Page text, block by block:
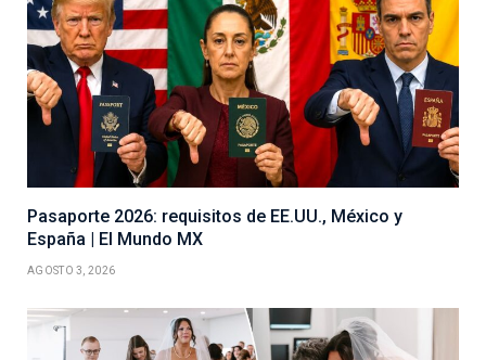
Pasaporte 2026: requisitos de EE.UU., México y
España | El Mundo MX
AGOSTO 3, 2026